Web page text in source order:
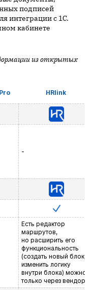
подписей
интеграции с 1С.
кабинете
из открытых
HRlink
-
Есть редактор
маршрутов,
но расширить его
функциональность
(создать новый блок,
изменить логику
внутри блока) можно
только через вендора